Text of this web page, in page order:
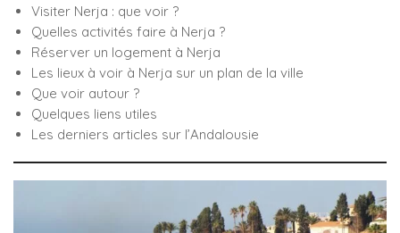
Visiter Nerja : que voir ?
Quelles activités faire à Nerja ?
Réserver un logement à Nerja
Les lieux à voir à Nerja sur un plan de la ville
Que voir autour ?
Quelques liens utiles
Les derniers articles sur l’Andalousie